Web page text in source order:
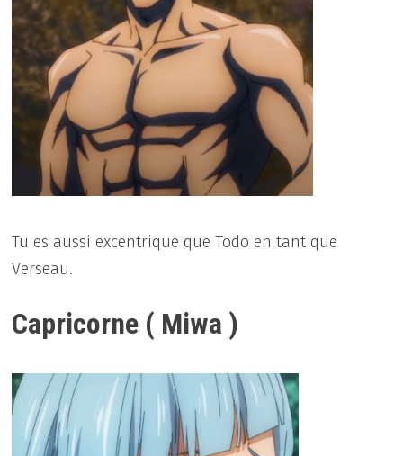
Tu es aussi excentrique que Todo en tant que
Verseau.
Capricorne ( Miwa )